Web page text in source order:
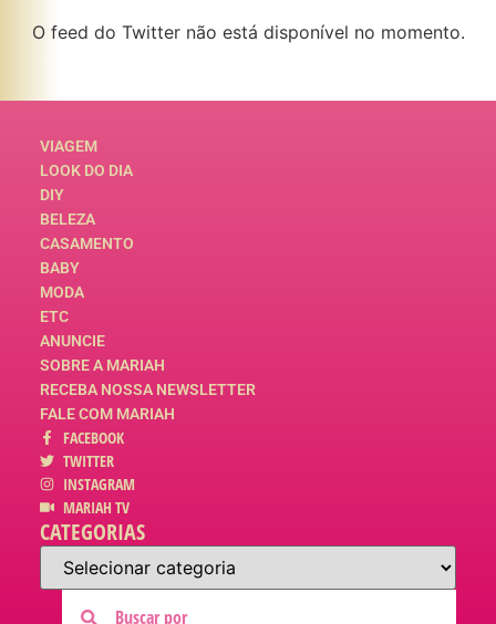
O feed do Twitter não está disponível no momento.
VIAGEM
LOOK DO DIA
DIY
BELEZA
CASAMENTO
BABY
MODA
ETC
ANUNCIE
SOBRE A MARIAH
RECEBA NOSSA NEWSLETTER
FALE COM MARIAH
FACEBOOK
TWITTER
INSTAGRAM
MARIAH TV
CATEGORIAS